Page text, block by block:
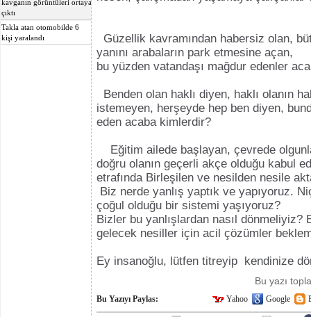
kavganın görüntüleri ortaya
çıktı
Takla atan otomobilde 6
kişi yaralandı
Güzellik kavramından habersiz olan,
yanını arabaların park etmesine açan,
bu yüzden vatandaşı mağdur edenler
Benden olan haklı diyen, haklı olanın
istemeyen, herşeyde hep ben diyen,
eden acaba kimlerdir?
Eğitim ailede başlayan, çevrede
doğru olanın geçerli akçe olduğu kabul
etrafında Birleşilen ve nesilden nesile
Biz nerde yanlış yaptık ve yapıyoruz.
çoğul olduğu bir sistemi yaşıyoruz?
Bizler bu yanlışlardan nasıl dönmeliyiz?
gelecek nesiller için acil çözümler
Ey insanoğlu, lütfen titreyip kendinize
Bu yazı
Bu Yazıyı Paylas: Yahoo Google